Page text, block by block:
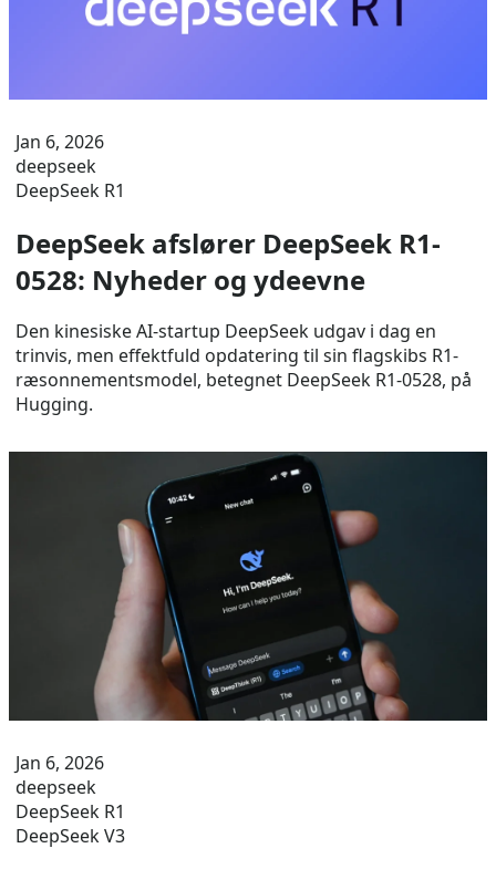
Jan 6, 2026
deepseek
DeepSeek R1
DeepSeek afslører DeepSeek R1-
0528: Nyheder og ydeevne
Den kinesiske AI-startup DeepSeek udgav i dag en
trinvis, men effektfuld opdatering til sin flagskibs R1-
ræsonnementsmodel, betegnet DeepSeek R1-0528, på
Hugging.
Jan 6, 2026
deepseek
DeepSeek R1
DeepSeek V3